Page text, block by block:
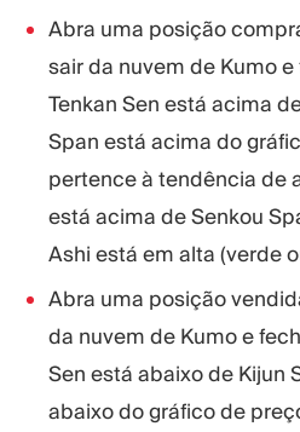
Abra uma posição
sair da nuvem de Kumo
Tenkan Sen está acima
Span está acima do
pertence à tendência de
está acima de Senkou
Ashi está em alta (verde
Abra uma posição
da nuvem de Kumo e
Sen está abaixo de Kijun
abaixo do gráfico de